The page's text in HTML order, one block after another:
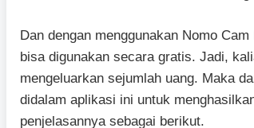
Dan dengan menggunakan Nomo
bisa digunakan secara gratis. Jadi,
mengeluarkan sejumlah uang. Maka
didalam aplikasi ini untuk
penjelasannya sebagai berikut.